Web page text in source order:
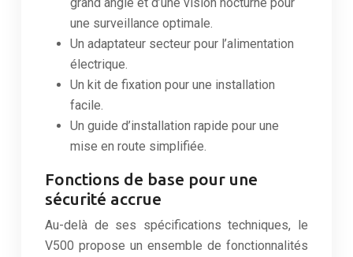
une surveillance optimale.
Un adaptateur secteur pour l’alimentation
électrique.
Un kit de fixation pour une installation
facile.
Un guide d’installation rapide pour une
mise en route simplifiée.
Fonctions de base pour une
sécurité accrue
Au-delà de ses spécifications techniques, le
V500 propose un ensemble de fonctionnalités